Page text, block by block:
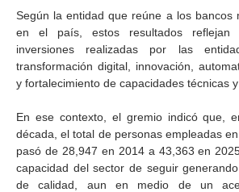
Según la entidad que reúne a los bancos
en el país, estos resultados
inversiones realizadas por las
transformación digital, innovación,
y fortalecimiento de capacidades técnicas
En ese contexto, el gremio indicó que,
década, el total de personas empleadas
pasó de 28,947 en 2014 a 43,363 en
capacidad del sector de seguir
de calidad, aun en medio de un